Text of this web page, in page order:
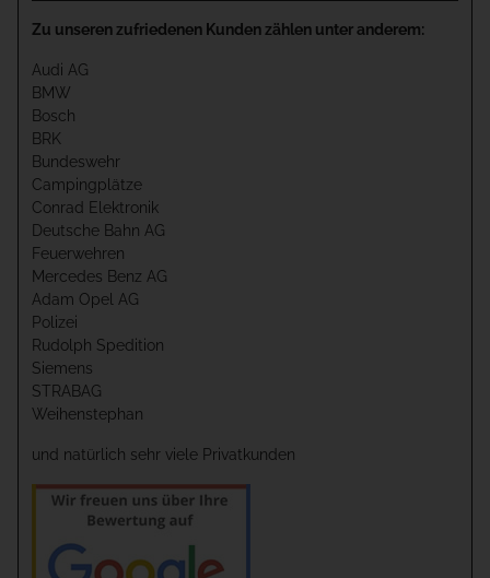
Zu unseren zufriedenen Kunden zählen unter anderem:
Audi AG
BMW
Bosch
BRK
Bundeswehr
Campingplätze
Conrad Elektronik
Deutsche Bahn AG
Feuerwehren
Mercedes Benz AG
Adam Opel AG
Polizei
Rudolph Spedition
Siemens
STRABAG
Weihenstephan
und natürlich sehr viele Privatkunden